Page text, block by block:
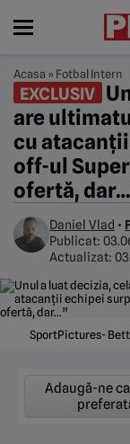
Acasa » Fotbal Intern
EXCLUSIV
are
cu
off-ul
ofertă,
Daniel Vlad •
Publicat:
Actualizat:
SportPictures-
Adaugă-ne